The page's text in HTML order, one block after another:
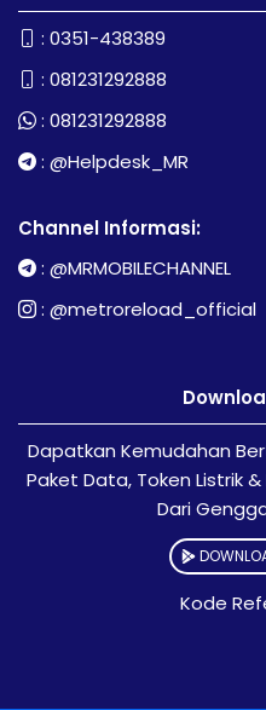
: 0351-438389
: 081231292888
: 081231292888
: @Helpdesk_MR
Channel Informasi:
: @MRMOBILECHANNEL
: @metroreload_official
Dapatkan Kemudahan
Paket Data, Token Listrik
Dari
Kode